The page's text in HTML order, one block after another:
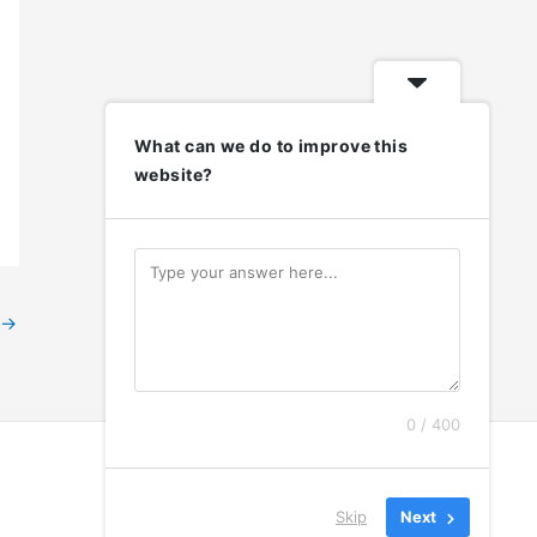
→
What can we do to improve this
website?
0 / 400
Skip Next